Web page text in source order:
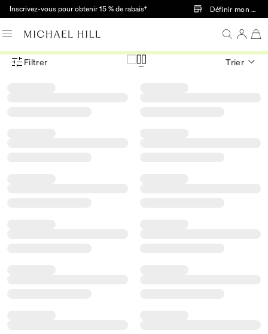
Passer au contenu principal
Inscrivez-vous pour obtenir 15 % de rabais† Définir mon
Menu des filtres d'articles
Filtrer Trier